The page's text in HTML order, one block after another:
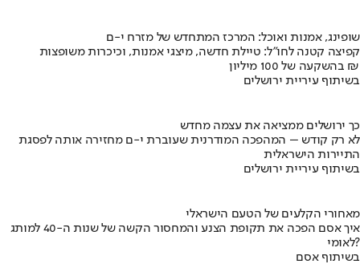
שופינג, אמנות ואוכל: המרכז המתחדש של מזרח י-ם
קפיצה קטנה לחו"ל: טיילת חדשה, מיצגי אמנות, וכיכרות משופצות
בהשקעה של 100 מיליון ₪
בשיתוף עיריית ירושלים
כך ירושלים ממציאה את עצמה מחדש
לא רק קודש – המהפכה המודרנית שעוברת י-ם מחזירה אותה לפסגת
התיירות הישראלית
בשיתוף עיריית ירושלים
מאחורי הקלעים של הטעם הישראלי
איך אסם הפכה את תקופת הצנע והמחסור הקשה של שנות ה-40 למותג
לאומי?
בשיתוף אסם